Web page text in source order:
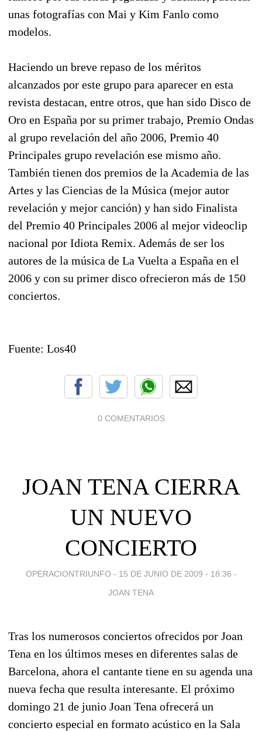
unas fotografías con Mai y Kim Fanlo como
modelos.
Haciendo un breve repaso de los méritos
alcanzados por este grupo para aparecer en esta
revista destacan, entre otros, que han sido Disco de
Oro en España por su primer trabajo, Premio Ondas
al grupo revelación del año 2006, Premio 40
Principales grupo revelación ese mismo año.
También tienen dos premios de la Academia de las
Artes y las Ciencias de la Música (mejor autor
revelación y mejor canción) y han sido Finalista
del Premio 40 Principales 2006 al mejor videoclip
nacional por Idiota Remix. Además de ser los
autores de la música de La Vuelta a España en el
2006 y con su primer disco ofrecieron más de 150
conciertos.
Fuente: Los40
0 COMENTARIOS
JOAN TENA CIERRA
UN NUEVO
CONCIERTO
OPERACIONTRIUNFO - 15 DE JUNIO DE 2009 - 18:36 -
JOAN TENA
Tras los numerosos conciertos ofrecidos por Joan
Tena en los últimos meses en diferentes salas de
Barcelona, ahora el cantante tiene en su agenda una
nueva fecha que resulta interesante. El próximo
domingo 21 de junio Joan Tena ofrecerá un
concierto especial en formato acústico en la Sala